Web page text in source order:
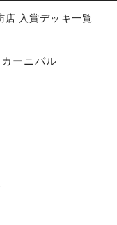
入賞デッキ一覧
ーニバル